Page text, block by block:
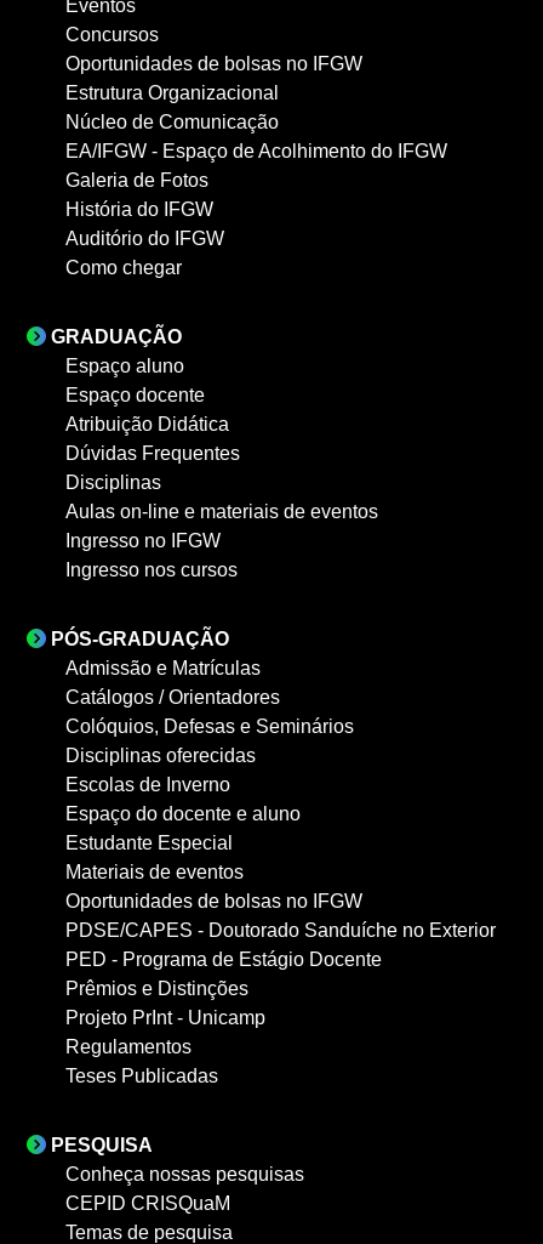
Eventos
Concursos
Oportunidades de bolsas no IFGW
Estrutura Organizacional
Núcleo de Comunicação
EA/IFGW - Espaço de Acolhimento do IFGW
Galeria de Fotos
História do IFGW
Auditório do IFGW
Como chegar
GRADUAÇÃO
Espaço aluno
Espaço docente
Atribuição Didática
Dúvidas Frequentes
Disciplinas
Aulas on-line e materiais de eventos
Ingresso no IFGW
Ingresso nos cursos
PÓS-GRADUAÇÃO
Admissão e Matrículas
Catálogos / Orientadores
Colóquios, Defesas e Seminários
Disciplinas oferecidas
Escolas de Inverno
Espaço do docente e aluno
Estudante Especial
Materiais de eventos
Oportunidades de bolsas no IFGW
PDSE/CAPES - Doutorado Sanduíche no Exterior
PED - Programa de Estágio Docente
Prêmios e Distinções
Projeto PrInt - Unicamp
Regulamentos
Teses Publicadas
PESQUISA
Conheça nossas pesquisas
CEPID CRISQuaM
Temas de pesquisa